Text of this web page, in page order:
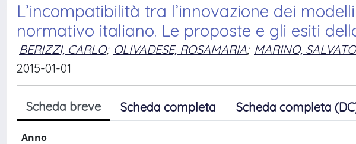
L’incompatibilità tra l’innovazione dei
normativo italiano. Le proposte e gli esiti
BERIZZI, CARLO; OLIVADESE, ROSAMARIA; MARINO,
2015-01-01
Scheda breve Scheda completa Scheda completa
Anno